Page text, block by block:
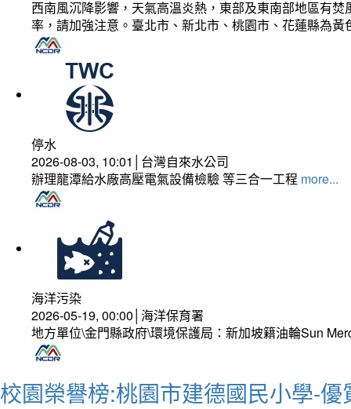
西南風沉降影響，天氣高溫炎熱，東部及東南部地區有
率，請加強注意。臺北市、新北市、桃園市、花蓮縣為
停水
2026-08-03, 10:01│台灣自來水公司
辦理龍潭給水廠高壓電氣設備檢驗 等三合一工程 more...
海洋污染
2026-05-19, 00:00│海洋保育署
地方單位\金門縣政府\環境保護局：新加坡籍油輪Sun
校園榮譽榜:桃園市建德國民小學-優